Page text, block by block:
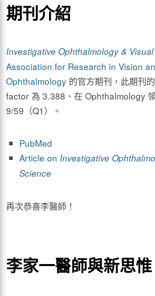
期刊介紹
Investigative Ophthalmology &
Association for Research in Vision
Ophthalmology 的官方期刊，此期刊
factor 為 3.388、在 Ophthalmology
9/59（Q1）。
PubMed
Article on Investigative
Science
再次恭喜李醫師！
李家一醫師與新思惟